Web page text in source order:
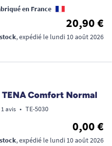
en France
20,90 €
, expédié le lundi 10 août 2026
Comfort Normal
1 avis • TE-5030
0,00 €
, expédié le lundi 10 août 2026